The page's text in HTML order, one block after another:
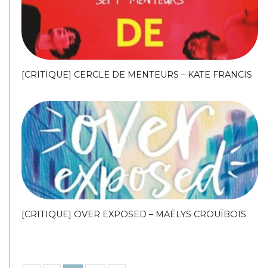
[CRITIQUE] CERCLE DE MENTEURS – KATE FRANCIS
[CRITIQUE] OVER EXPOSED – MAËLYS CROUÏBOIS